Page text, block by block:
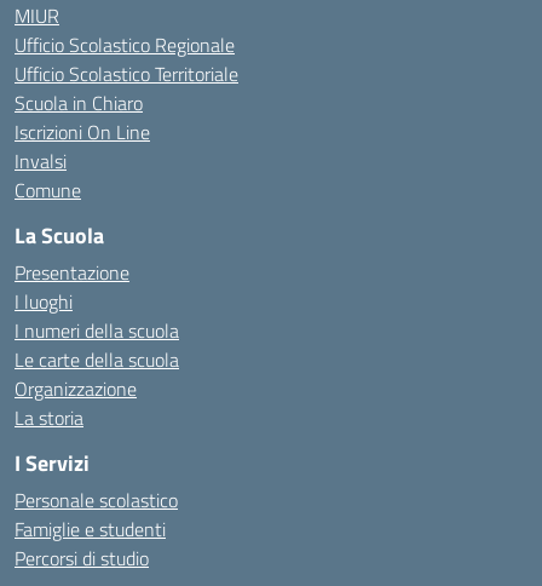
MIUR
Ufficio Scolastico Regionale
Ufficio Scolastico Territoriale
Scuola in Chiaro
Iscrizioni On Line
Invalsi
Comune
La Scuola
Presentazione
I luoghi
I numeri della scuola
Le carte della scuola
Organizzazione
La storia
I Servizi
Personale scolastico
Famiglie e studenti
Percorsi di studio